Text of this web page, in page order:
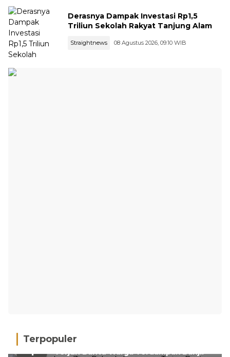
Derasnya Dampak Investasi Rp1,5
Triliun Sekolah Rakyat Tanjung Alam
Straightnews 08 Agustus 2026, 09:10 WIB
Terpopuler
1
Tiba di Padang, Zigo Rolanda Langsung
Terjun Bantu Warga Terdampak Banjir